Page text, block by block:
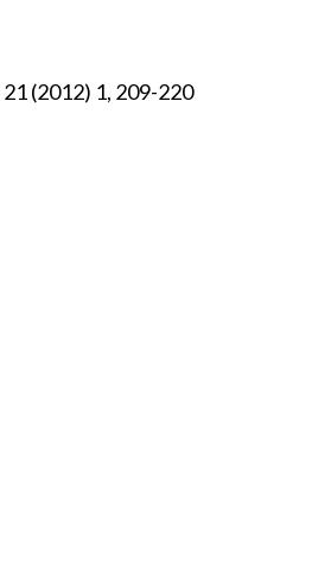
21 (2012) 1, 209-220